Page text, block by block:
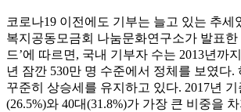
코로나19 이전에도 기부는 늘고 있는 추세
복지공동모금회 나눔문화연구소가 발표한
드’에 따르면, 국내 기부자 수는 2013년까
년 잠깐 530만 명 수준에서 정체를 보였다.
꾸준히 상승세를 유지하고 있다. 2017년 기
(26.5%)와 40대(31.8%)가 가장 큰 비중을